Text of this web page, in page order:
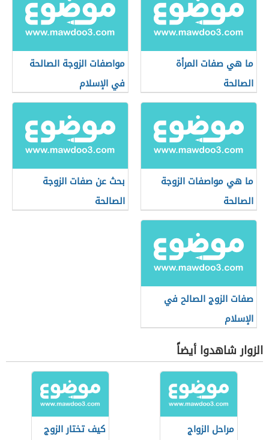
ما هي صفات المرأة
الصالحة
مواصفات الزوجة الصالحة
في الإسلام
ما هي مواصفات الزوجة
الصالحة
بحث عن صفات الزوجة
الصالحة
صفات الزوج الصالح في
الإسلام
الزوار شاهدوا أيضاً
مراحل الزواج
كيف تختار الزوج